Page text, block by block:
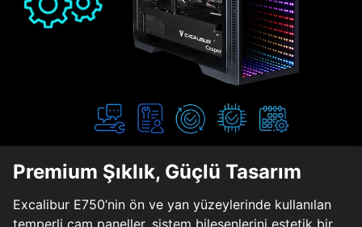
Premium Şıklık, Güçlü Tasarım
Excalibur E750’nin ön ve yan yüzeylerinde kullanılan
temperli cam paneller, sistem bileşenlerini estetik bir